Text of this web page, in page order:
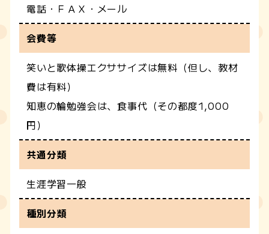
電話・ＦＡＸ・メール
会費等
笑いと歌体操エクササイズは無料（但し、教材
費は有料）
知恵の輪勉強会は、食事代（その都度1,000
円）
共通分類
生涯学習一般
種別分類